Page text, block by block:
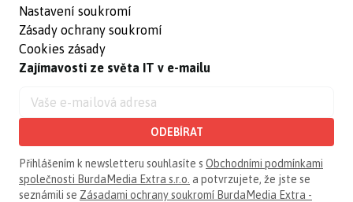
Nastavení soukromí
Zásady ochrany soukromí
Cookies zásady
Zajímavosti ze světa IT v e-mailu
ODEBÍRAT
Přihlášením k newsletteru souhlasíte s Obchodními podmínkami
společnosti BurdaMedia Extra s.r.o. a potvrzujete, že jste se
seznámili se Zásadami ochrany soukromí BurdaMedia Extra -